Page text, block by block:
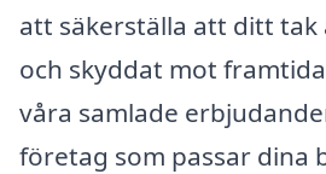
att säkerställa att ditt tak
och skyddat mot
våra samlade
företag som passar dina